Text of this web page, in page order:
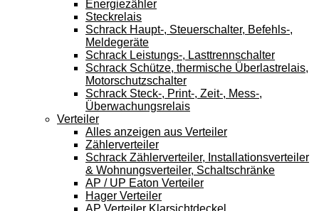
Energiezähler
Steckrelais
Schrack Haupt-, Steuerschalter, Befehls-,
Meldegeräte
Schrack Leistungs-, Lasttrennschalter
Schrack Schütze, thermische Überlastrelais,
Motorschutzschalter
Schrack Steck-, Print-, Zeit-, Mess-,
Überwachungsrelais
Verteiler
Alles anzeigen aus Verteiler
Zählerverteiler
Schrack Zählerverteiler, Installationsverteiler
& Wohnungsverteiler, Schaltschränke
AP / UP Eaton Verteiler
Hager Verteiler
AP Verteiler Klarsichtdeckel